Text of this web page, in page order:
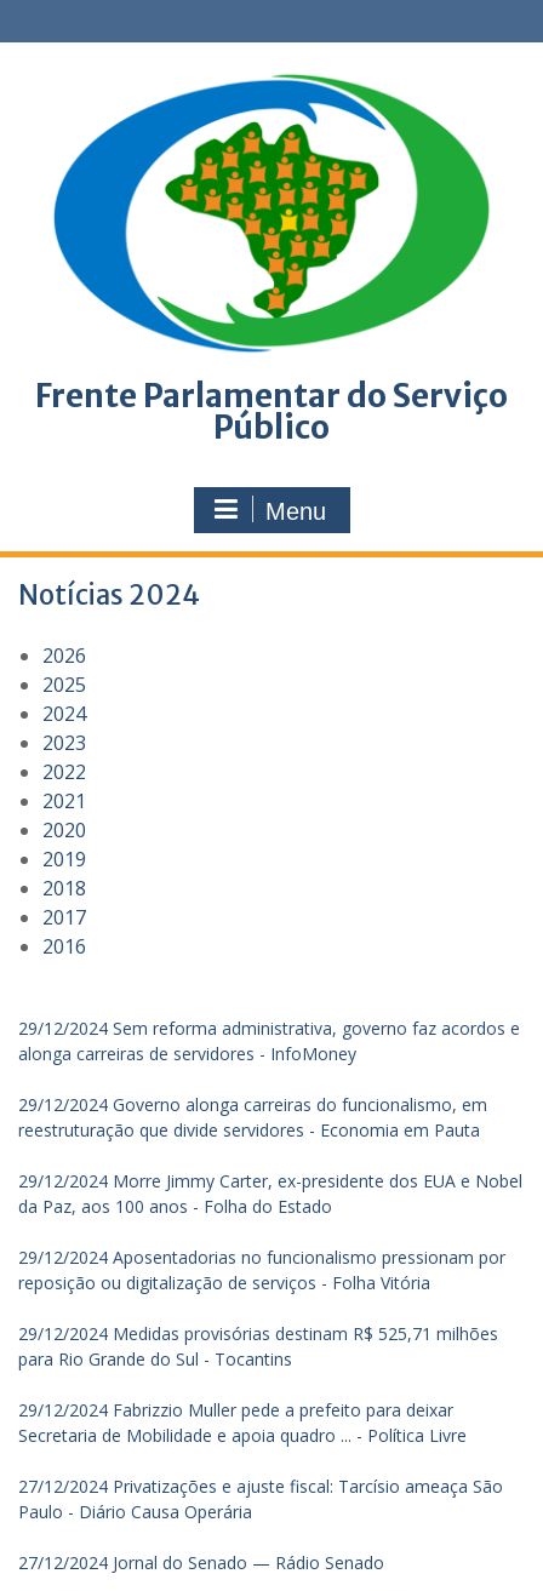
to
Frente Parlamentar do Serviço
Público
Menu
Notícias 2024
2026
2025
2024
2023
2022
2021
2020
2019
2018
2017
2016
29/12/2024 Sem reforma administrativa, governo faz acordos e
alonga carreiras de servidores - InfoMoney
29/12/2024 Governo alonga carreiras do funcionalismo, em
reestruturação que divide servidores - Economia em Pauta
29/12/2024 Morre Jimmy Carter, ex-presidente dos EUA e Nobel
da Paz, aos 100 anos - Folha do Estado
29/12/2024 Aposentadorias no funcionalismo pressionam por
reposição ou digitalização de serviços - Folha Vitória
29/12/2024 Medidas provisórias destinam R$ 525,71 milhões
para Rio Grande do Sul - Tocantins
29/12/2024 Fabrizzio Muller pede a prefeito para deixar
Secretaria de Mobilidade e apoia quadro ... - Política Livre
27/12/2024 Privatizações e ajuste fiscal: Tarcísio ameaça São
Paulo - Diário Causa Operária
27/12/2024 Jornal do Senado — Rádio Senado